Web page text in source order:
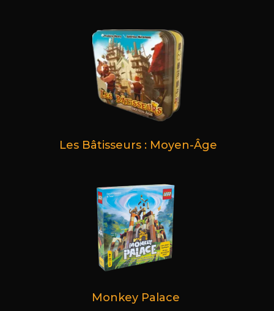
Les Bâtisseurs : Moyen-Âge
Monkey Palace